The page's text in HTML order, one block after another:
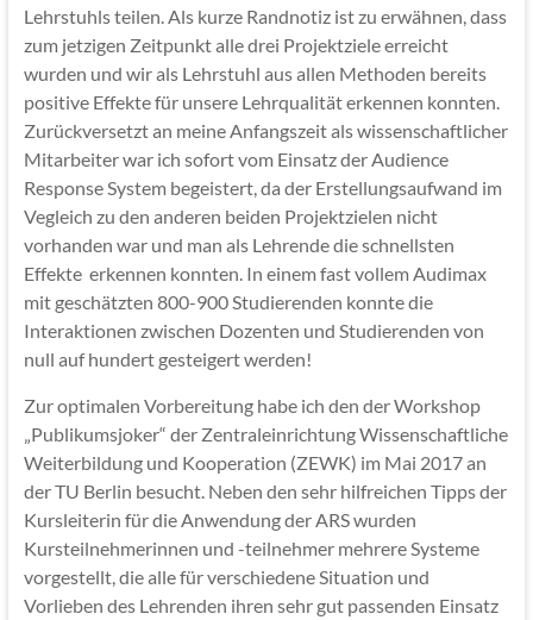
Lehrstuhls teilen. Als kurze Randnotiz ist zu erwähnen, dass
zum jetzigen Zeitpunkt alle drei Projektziele erreicht
wurden und wir als Lehrstuhl aus allen Methoden bereits
positive Effekte für unsere Lehrqualität erkennen konnten.
Zurückversetzt an meine Anfangszeit als wissenschaftlicher
Mitarbeiter war ich sofort vom Einsatz der Audience
Response System begeistert, da der Erstellungsaufwand im
Vegleich zu den anderen beiden Projektzielen nicht
vorhanden war und man als Lehrende die schnellsten
Effekte erkennen konnten. In einem fast vollem Audimax
mit geschätzten 800-900 Studierenden konnte die
Interaktionen zwischen Dozenten und Studierenden von
null auf hundert gesteigert werden!
Zur optimalen Vorbereitung habe ich den der Workshop
„Publikumsjoker“ der Zentraleinrichtung Wissenschaftliche
Weiterbildung und Kooperation (ZEWK) im Mai 2017 an
der TU Berlin besucht. Neben den sehr hilfreichen Tipps der
Kursleiterin für die Anwendung der ARS wurden
Kursteilnehmerinnen und -teilnehmer mehrere Systeme
vorgestellt, die alle für verschiedene Situation und
Vorlieben des Lehrenden ihren sehr gut passenden Einsatz